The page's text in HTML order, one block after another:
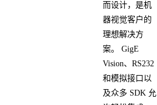
而设计，是机
器视觉客户的
理想解决方
案。 GigE
Vision、RS232
和模拟接口以
及众多 SDK 允